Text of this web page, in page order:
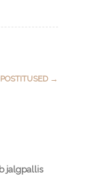
→
jalgpallis